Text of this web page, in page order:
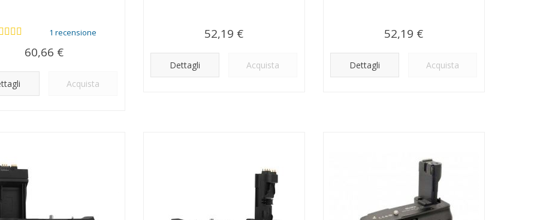
1 recensione
60,66 €
Acquista
52,19 €
Dettagli Acquista
52,19 €
Dettagli Acquista